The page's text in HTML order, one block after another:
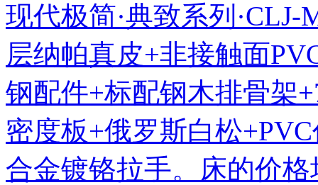
现代极简·典致系列·CLJ-
层纳帕真皮+非接触面
钢配件+标配钢木排骨架
密度板+俄罗斯白松
合金镀铬拉手。床的价